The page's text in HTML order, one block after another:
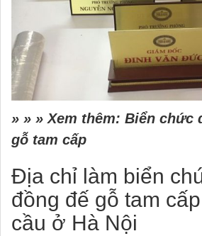
» » » Xem thêm: Biển chức
gỗ tam cấp
Địa chỉ làm biển
đồng đế gỗ tam
cầu ở Hà Nội